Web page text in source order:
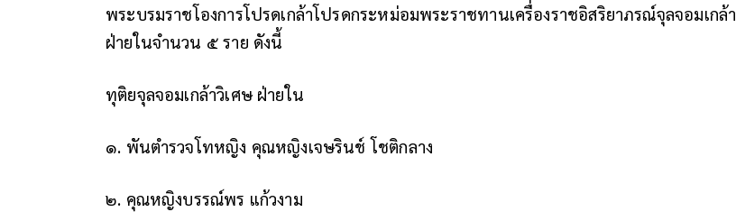
พระบรมราชโองการโปรดเกล้าโปรดกระหม่อมพระราชทานเครื่องราชอิสริยาภรณ์จุลจอมเกล้า
ฝ่ายในจำนวน ๕ ราย ดังนี้
ทุติยจุลจอมเกล้าวิเศษ ฝ่ายใน
๑. พันตำรวจโทหญิง คุณหญิงเจษรินช์ โชติกลาง
๒. คุณหญิงบรรณ์พร แก้วงาม